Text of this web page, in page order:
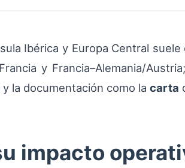
Ibérica y Europa Central
y Francia–Alemania/
y la documentación como la carta
impacto